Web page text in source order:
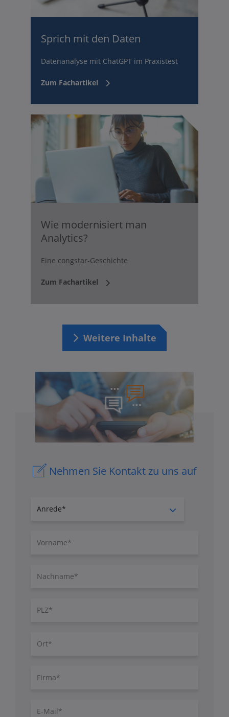
Sprich mit den Daten
Datenanalyse mit ChatGPT im Praxistest
Zum Fachartikel
Wie modernisiert man
Analytics?
Eine congstar-Geschichte
Zum Fachartikel
Weitere Inhalte
Nehmen Sie Kontakt zu uns auf
Anrede
Vorname
Nachname
PLZ
Ort
Firma
E-